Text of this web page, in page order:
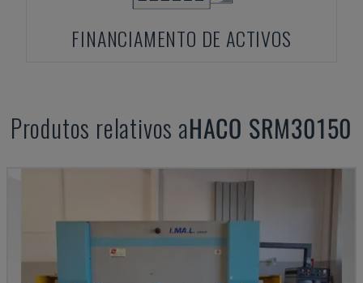
FINANCIAMENTO DE ACTIVOS
Produtos relativos aHACO SRM30150